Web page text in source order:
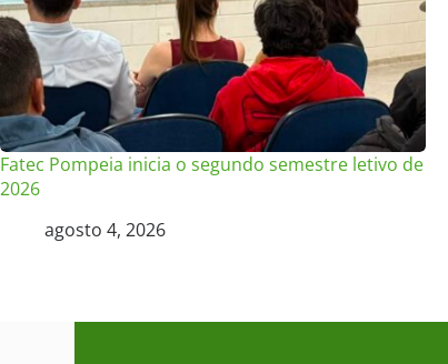
Fatec Pompeia inicia o segundo semestre letivo de
2026
agosto 4, 2026